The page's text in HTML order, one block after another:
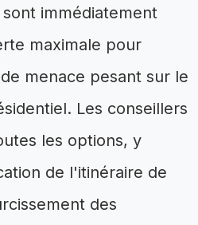
immédiatement
maximale pour
menace pesant sur le
Les conseillers
les options, y
de l'itinéraire de
des